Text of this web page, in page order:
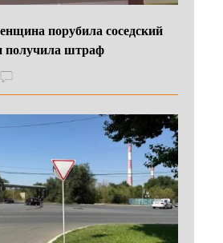
порубила соседский
получила штраф